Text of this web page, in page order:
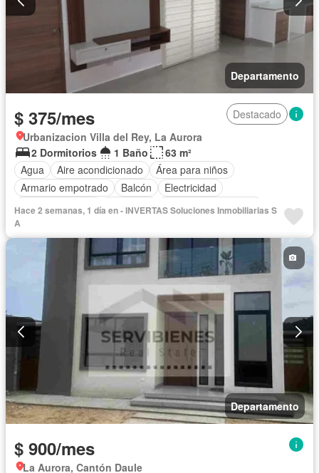
Departamento
$ 375/mes
Destacado
Urbanizacion Villa del Rey, La Aurora
2 Dormitorios
1 Baño
63 m²
Agua
Aire acondicionado
Área para niños
Armario empotrado
Balcón
Electricidad
Estacionamiento
Gimnasio
Garita de guardianía
Hace 2 semanas, 1 día en - INVERTAS Soluciones Inmobiliarias S
A
Departamento
$ 900/mes
La Aurora, Cantón Daule